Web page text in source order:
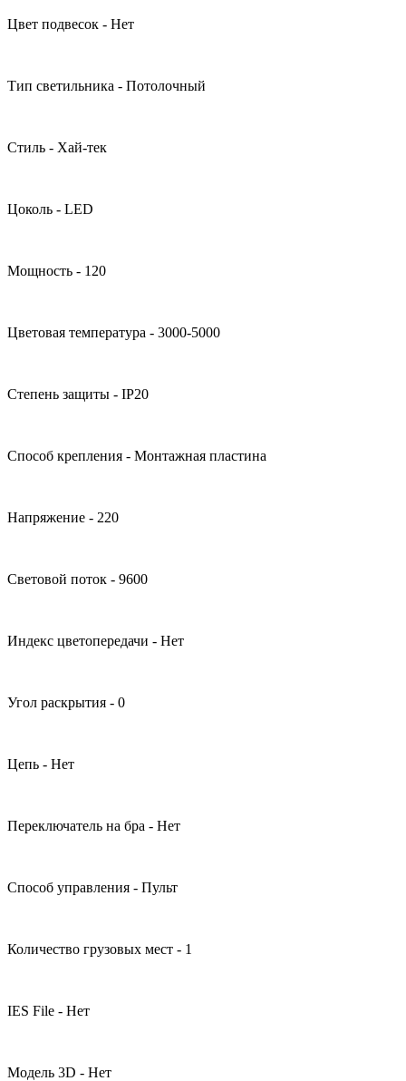
Цвет подвесок - Нет
Тип светильника - Потолочный
Стиль - Хай-тек
Цоколь - LED
Мощность - 120
Цветовая температура - 3000-5000
Степень защиты - IP20
Способ крепления - Монтажная пластина
Напряжение - 220
Световой поток - 9600
Индекс цветопередачи - Нет
Угол раскрытия - 0
Цепь - Нет
Переключатель на бра - Нет
Способ управления - Пульт
Количество грузовых мест - 1
IES File - Нет
Модель 3D - Нет